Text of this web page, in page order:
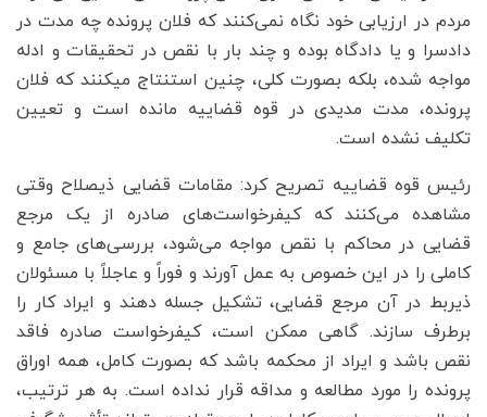
مردم در ارزیابی خود نگاه نمی‌کنند که فلان پرونده چه مدت در
دادسرا و یا دادگاه بوده و چند بار با نقص در تحقیقات و ادله
مواجه شده، بلکه بصورت کلی، چنین استنتاج میکنند که فلان
پرونده، مدت مدیدی در قوه قضاییه مانده است و تعیین
تکلیف نشده است.
رئیس قوه قضاییه تصریح کرد: مقامات قضایی ذیصلاح وقتی
مشاهده می‌کنند که کیفرخواست‌های صادره از یک مرجع
قضایی در محاکم با نقص مواجه می‌شود، بررسی‌های جامع و
کاملی را در این خصوص به عمل آورند و فوراً و عاجلاً با مسئولان
ذیربط در آن مرجع قضایی، تشکیل جسله دهند و ایراد کار را
برطرف سازند. گاهی ممکن است، کیفرخواست صادره فاقد
نقص باشد و ایراد از محکمه باشد که بصورت کامل، همه اوراق
پرونده را مورد مطالعه و مداقه قرار نداده است. به هر ترتیب،